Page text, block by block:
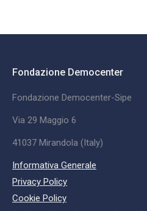
Fondazione Democenter
Fondazione Democenter-Sipe
Via 29 Maggio 6
41037 Mirandola (Italy)
Informativa Generale
Privacy Policy
Cookie Policy